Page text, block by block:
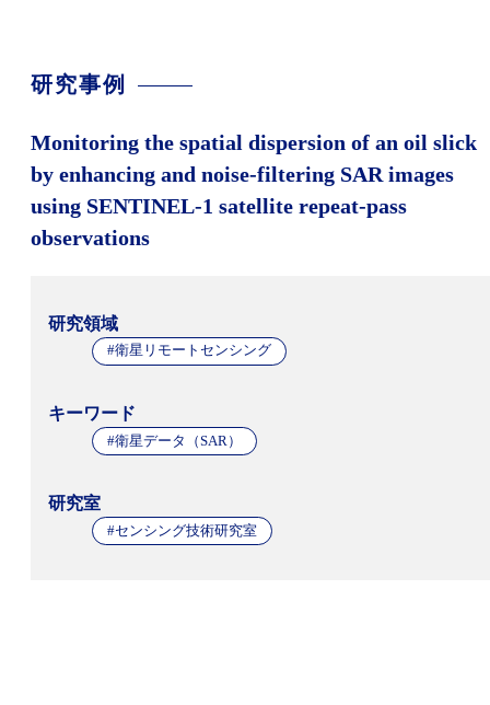
研究事例
Monitoring the spatial dispersion of an oil slick
by enhancing and noise-filtering SAR images
using SENTINEL-1 satellite repeat-pass
observations
研究領域
#衛星リモートセンシング
キーワード
#衛星データ（SAR）
研究室
#センシング技術研究室